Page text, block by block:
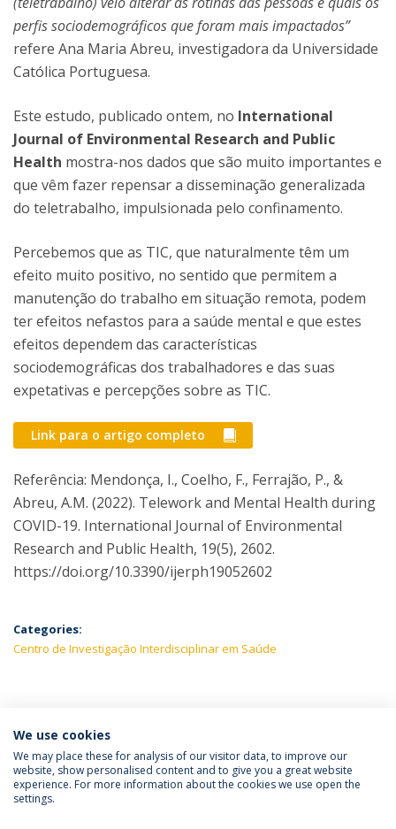
perfis sociodemográficos que foram mais impactados”
refere Ana Maria Abreu, investigadora da Universidade
Católica Portuguesa.
Este estudo, publicado ontem, no International
Journal of Environmental Research and Public
Health mostra-nos dados que são muito importantes e
que vêm fazer repensar a disseminação generalizada
do teletrabalho, impulsionada pelo confinamento.
Percebemos que as TIC, que naturalmente têm um
efeito muito positivo, no sentido que permitem a
manutenção do trabalho em situação remota, podem
ter efeitos nefastos para a saúde mental e que estes
efeitos dependem das características
sociodemográficas dos trabalhadores e das suas
expetativas e percepções sobre as TIC.
Link para o artigo completo
Referência: Mendonça, I., Coelho, F., Ferrajão, P., &
Abreu, A.M. (2022). Telework and Mental Health during
COVID-19. International Journal of Environmental
Research and Public Health, 19(5), 2602.
https://doi.org/10.3390/ijerph19052602
Categories:
Centro de Investigação Interdisciplinar em Saúde
LATEST NEWS
Política de Privacidade
Termos e Condições
We use cookies
We may place these for analysis of our visitor data, to improve our
website, show personalised content and to give you a great website
experience. For more information about the cookies we use open the
settings.